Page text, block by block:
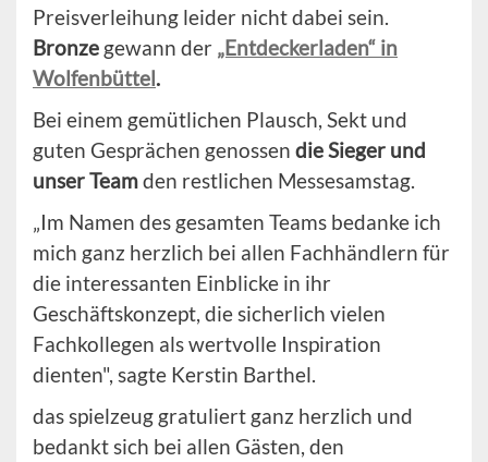
Preisverleihung leider nicht dabei sein.
Bronze gewann der „Entdeckerladen“ in
Wolfenbüttel.
Bei einem gemütlichen Plausch, Sekt und
guten Gesprächen genossen die Sieger und
unser Teamden restlichen Messesamstag.
„Im Namen des gesamten Teams bedanke ich
mich ganz herzlich bei allen Fachhändlern für
die interessanten Einblicke in ihr
Geschäftskonzept, die sicherlich vielen
Fachkollegen als wertvolle Inspiration
dienten", sagte Kerstin Barthel.
das spielzeug gratuliert ganz herzlich und
bedankt sich bei allen Gästen, den